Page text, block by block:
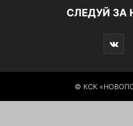
СЛЕДУЙ ЗА
© КСК